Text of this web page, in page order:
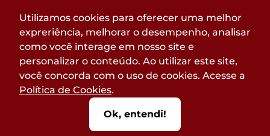
(31) 2104-3000 - WhatsApp
0800-015-4000 - Telefone
Acompanhe
@CROMGOFICIAL
nas redes sociais:
Utilizamos cookies para oferecer uma melhor
expreriência, melhorar o desempenho, analisar
como você interage em nosso site e
personalizar o conteúdo. Ao utilizar este site,
você concorda com o uso de cookies. Acesse a
Política de Cookies.
Ok, entendi!